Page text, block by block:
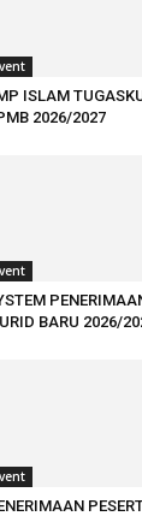
ISLAM
2026/2027
BARU 2026/